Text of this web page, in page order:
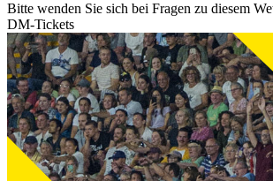
Bitte wenden Sie sich bei Fragen zu diesem
DM-Tickets